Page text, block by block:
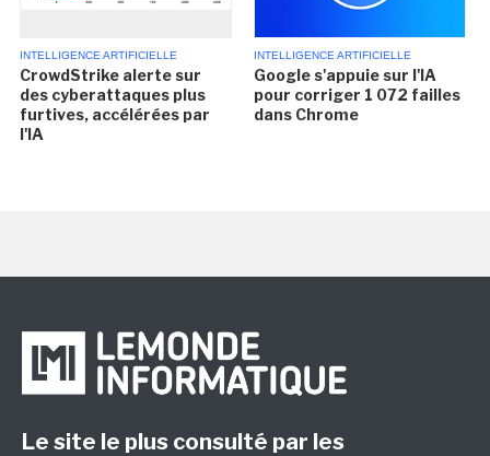
INTELLIGENCE ARTIFICIELLE
CrowdStrike alerte sur
des cyberattaques plus
furtives, accélérées par
l'IA
INTELLIGENCE ARTIFICIELLE
Google s'appuie sur l'IA
pour corriger 1 072 failles
dans Chrome
Le site le plus consulté par les